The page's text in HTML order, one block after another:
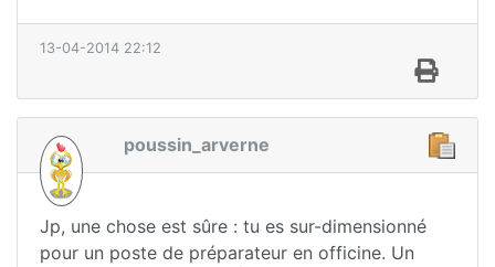
13-04-2014 22:12
poussin_arverne
Jp, une chose est sûre : tu es sur-dimensionné
pour un poste de préparateur en officine. Un